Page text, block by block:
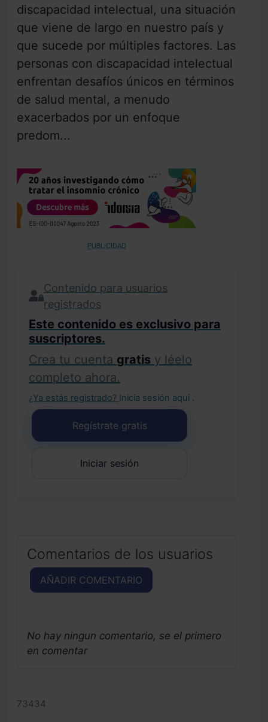
discapacidad intelectual, una situación
que viene de largo en nuestro país y
que sucede por múltiples factores. Las
personas con discapacidad intelectual
enfrentan desafíos únicos en términos
de salud mental, a menudo
exacerbados por un enfoque
predom...
PUBLICIDAD
Contenido para usuarios
registrados
Este contenido es exclusivo para
suscriptores.
Crea tu cuenta gratis y léelo
completo ahora.
¿Ya estás registrado? Inicia sesión aquí .
Regístrate gratis
Iniciar sesión
Comentarios de los usuarios
AÑADIR COMENTARIO
No hay ningun comentario, se el primero
en comentar
73434